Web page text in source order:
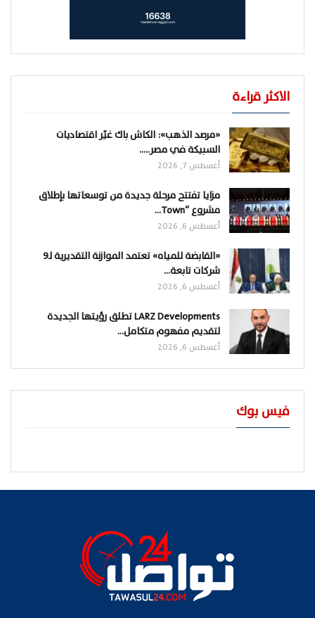
الاكثر قراءة
«مرصد الذهب»: الكاش باك غيّر اقتصاديات
السبيكة في مصر..…
أغسطس 7, 2026
مزايا تفتتح مرحلة جديدة من توسعاتها بإطلاق
مشروع “Town…
أغسطس 6, 2026
«القابضة للمياه» تعتمد الموازنة التقديرية لـ9
شركات تابعة…
أغسطس 6, 2026
LARZ Developments تطلق رؤيتها الجديدة
لتقديم مفهوم متكامل…
أغسطس 6, 2026
فيس بوك